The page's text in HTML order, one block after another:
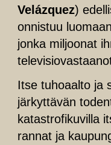
Velázquez)
onnistuu
jonka miljoonat
Itse tuhoaalto ja
järkyttävän
katastrofikuvilla
rannat ja